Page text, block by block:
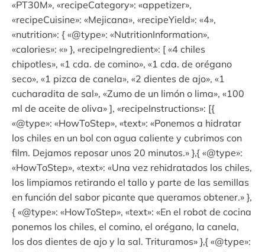
«PT30M», «recipeCategory»: «appetizer»,
«recipeCuisine»: «Mejicana», «recipeYield»: «4»,
«nutrition»: { «@type»: «NutritionInformation»,
«calories»: «» }, «recipeIngredient»: [ «4 chiles
chipotles», «1 cda. de comino», «1 cda. de orégano
seco», «1 pizca de canela», «2 dientes de ajo», «1
cucharadita de sal», «Zumo de un limón o lima», «100
ml de aceite de oliva» ], «recipeInstructions»: [{
«@type»: «HowToStep», «text»: «Ponemos a hidratar
los chiles en un bol con agua caliente y cubrimos con
film. Dejamos reposar unos 20 minutos.» },{ «@type»:
«HowToStep», «text»: «Una vez rehidratados los chiles,
los limpiamos retirando el tallo y parte de las semillas
en función del sabor picante que queramos obtener.» },
{ «@type»: «HowToStep», «text»: «En el robot de cocina
ponemos los chiles, el comino, el orégano, la canela,
los dos dientes de ajo y la sal. Trituramos» },{ «@type»: